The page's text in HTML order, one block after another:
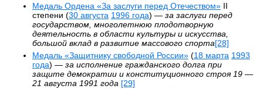
Медаль Ордена «За заслуги перед Отечеством» II
степени (30 августа 1996 года) — за заслуги перед
государством, многолетнюю плодотворную
деятельность в области культуры и искусства,
большой вклад в развитие массового спорта[28]
Медаль «Защитнику свободной России» (18 марта 1993
года) — за исполнение гражданского долга при
защите демократии и конституционного строя 19 —
21 августа 1991 года [29]